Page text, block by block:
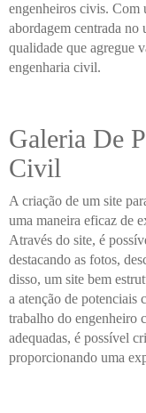
engenheiros civis. Com
abordagem centrada no
qualidade que agregue
engenharia civil.
Galeria De
Civil
A criação de um site
uma maneira eficaz de
Através do site, é
destacando as fotos,
disso, um site bem
a atenção de potenciais
trabalho do engenheiro
adequadas, é possível
proporcionando uma